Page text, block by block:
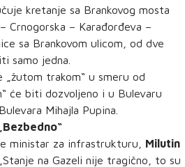
kretanje sa Brankovog mosta
Crnogorska – Karađorđeva –
sa Brankovom ulicom, od dve
samo jedna.
trakom“ u smeru od
će biti dozvoljeno i u Bulevaru
Mihajla Pupina.
ministar za infrastrukturu, Milutin
na Gazeli nije tragično, to su